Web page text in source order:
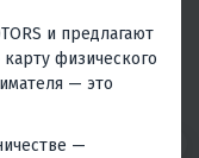
к нашей компании.
отнеситесь к нему
80% будем
и предлагают
физического
— это
—